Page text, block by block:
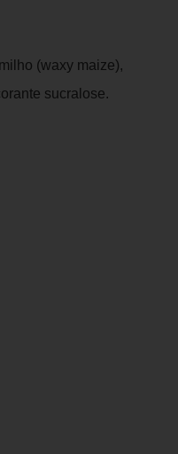
(waxy maize),
sucralose.